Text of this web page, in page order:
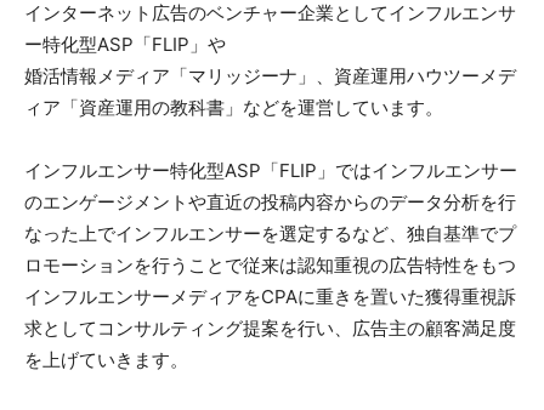
インターネット広告のベンチャー企業としてインフルエンサ
ー特化型ASP「FLIP」や
婚活情報メディア「マリッジーナ」、資産運用ハウツーメデ
ィア「資産運用の教科書」などを運営しています。
インフルエンサー特化型ASP「FLIP」ではインフルエンサー
のエンゲージメントや直近の投稿内容からのデータ分析を行
なった上でインフルエンサーを選定するなど、独自基準でプ
ロモーションを行うことで従来は認知重視の広告特性をもつ
インフルエンサーメディアをCPAに重きを置いた獲得重視訴
求としてコンサルティング提案を行い、広告主の顧客満足度
を上げていきます。